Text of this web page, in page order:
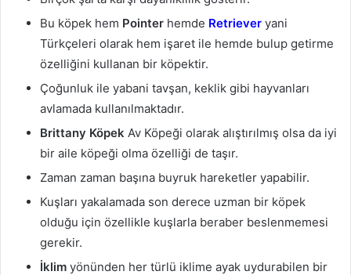
Bu köpek hem Pointer hemde Retriever yani
Türkçeleri olarak hem işaret ile hemde bulup getirme
özelliğini kullanan bir köpektir.
Çoğunluk ile yabani tavşan, keklik gibi hayvanları
avlamada kullanılmaktadır.
Brittany Köpek Av Köpeği olarak alıştırılmış olsa da iyi
bir aile köpeği olma özelliği de taşır.
Zaman zaman başına buyruk hareketler yapabilir.
Kuşları yakalamada son derece uzman bir köpek
olduğu için özellikle kuşlarla beraber beslenmemesi
gerekir.
İklim yönünden her türlü iklime ayak uydurabilen bir